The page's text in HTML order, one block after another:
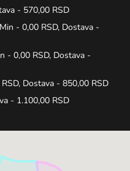
- 570,00 RSD
- 0,00 RSD, Dostava -
- 0,00 RSD, Dostava -
Dostava - 850,00 RSD
- 1.100,00 RSD